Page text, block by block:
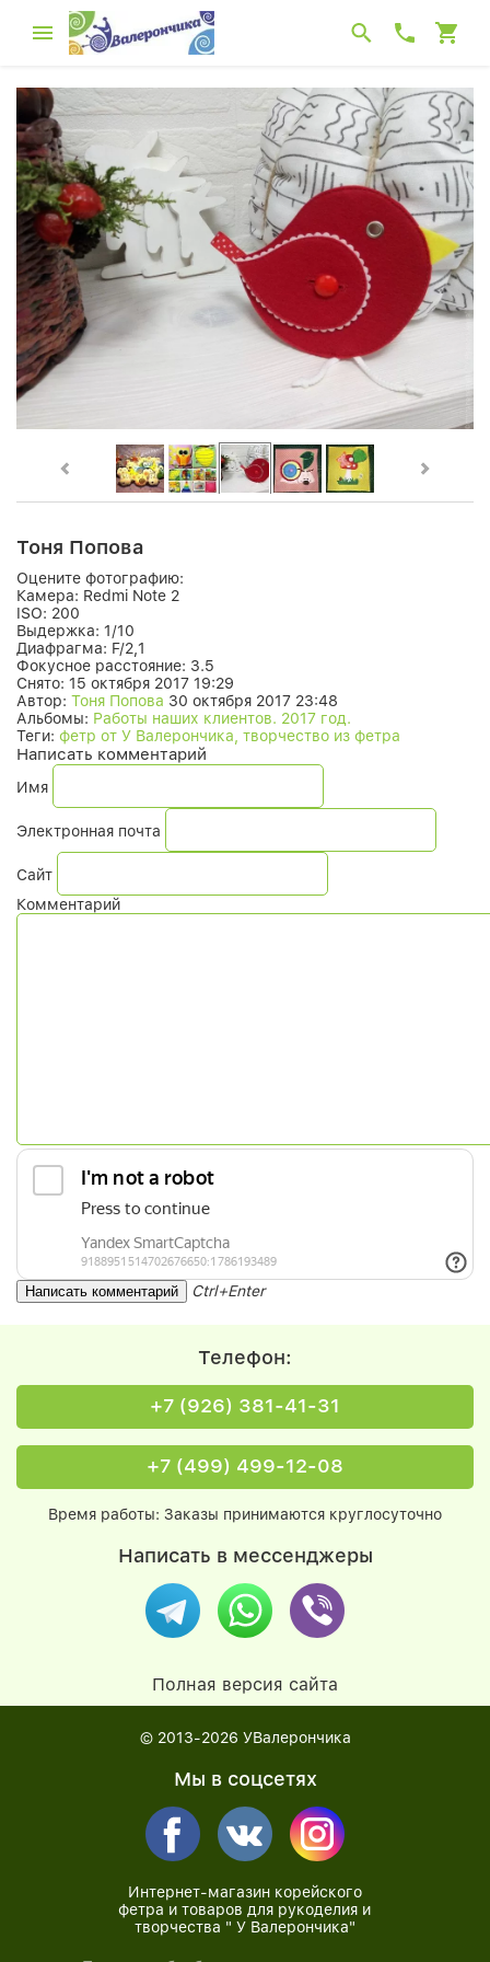
Тоня Попова
Оцените фотографию:
Камера: Redmi Note 2
ISO: 200
Выдержка: 1/10
Диафрагма: F/2,1
Фокусное расстояние: 3.5
Снято: 15 октября 2017 19:29
Автор: Тоня Попова 30 октября 2017 23:48
Альбомы: Работы наших клиентов. 2017 год.
Теги: фетр от У Валерончика, творчество из фетра
Написать комментарий
Имя
Электронная почта
Сайт
Комментарий
Ctrl+Enter
Телефон:
+7 (926) 381-41-31
+7 (499) 499-12-08
Время работы: Заказы принимаются круглосуточно
Написать в мессенджеры
Полная версия сайта
© 2013-2026 УВалерончика
Мы в соцсетях
Интернет-магазин корейского
фетра и товаров для рукоделия и
творчества " У Валерончика"